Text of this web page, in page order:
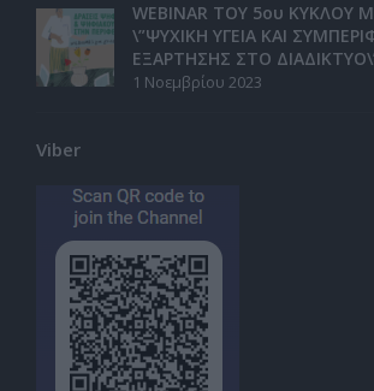
WEBINAR ΤΟΥ 5ου ΚΥΚΛΟΥ
\”ΨΥΧΙΚΗ ΥΓΕΙΑ ΚΑΙ
ΕΞΑΡΤΗΣΗΣ ΣΤΟ
1 Νοεμβρίου 2023
Viber